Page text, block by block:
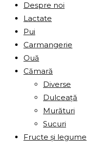
Despre noi
Lactate
Pui
Carmangerie
Ouă
Cămară
Diverse
Dulceață
Murături
Sucuri
Fructe și legume